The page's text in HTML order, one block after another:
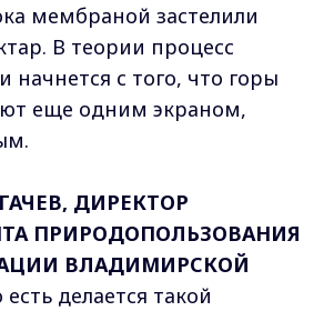
мембраной застелили
В теории процесс
начнется с того, что горы
еще одним экраном,
ДИРЕКТОР
ПРИРОДОПОЛЬЗОВАНИЯ
ВЛАДИМИРСКОЙ
есть делается такой